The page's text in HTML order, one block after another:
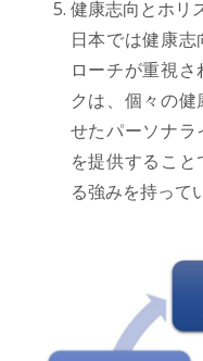
健康志向とホリ
日本では健康
ローチが重視
クは、個々の
せたパーソナ
を提供するこ
る強みを持って